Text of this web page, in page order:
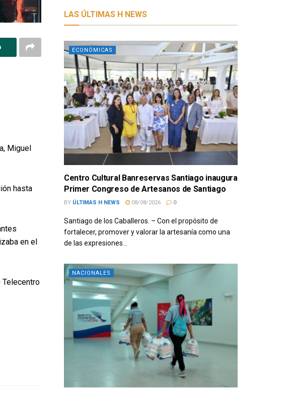
Miguel
hasta
en el
Telecentro
LAS ÚLTIMAS H NEWS
ECONÓMICAS
Centro Cultural Banreservas Santiago inaugura
Primer Congreso de Artesanos de Santiago
BY ÚLTIMAS H NEWS 08/08/2026 0
Santiago de los Caballeros. – Con el propósito de
fortalecer, promover y valorar la artesanía como una
de las expresiones...
NACIONALES